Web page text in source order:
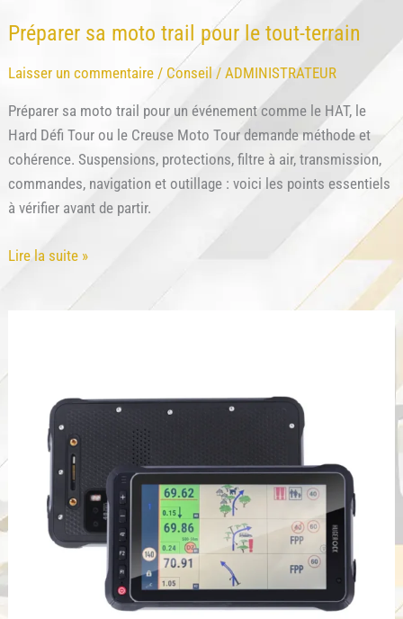
Préparer sa moto trail pour le tout-terrain
Laisser un commentaire / Conseil /ADMINISTRATEUR
Préparer sa moto trail pour un événement comme le HAT, le
Hard Défi Tour ou le Creuse Moto Tour demande méthode et
cohérence. Suspensions, protections, filtre à air, transmission,
commandes, navigation et outillage : voici les points essentiels
à vérifier avant de partir.
Préparer
Lire la suite »